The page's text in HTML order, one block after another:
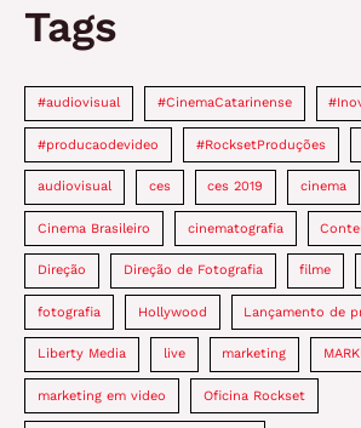
Tags
#audiovisual #CinemaCatarinense
#producaodevideo #RocksetProduções
audiovisual ces ces 2019 cinema
Cinema Brasileiro cinematografia
Direção Direção de Fotografia filme
fotografia Hollywood Lançamento de
Liberty Media live marketing
marketing em video Oficina Rockset